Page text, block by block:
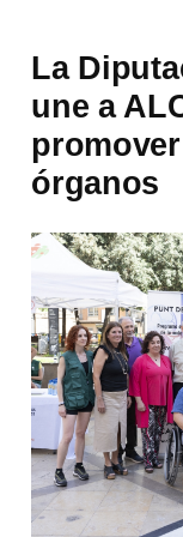
La
une a
órganos